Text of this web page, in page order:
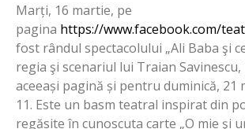
Marți, 16 martie, pe
pagina https://www.facebook.com/
fost rândul spectacolului „Ali Baba şi
regia şi scenariul lui Traian
aceeași pagină și pentru duminică, 21
11. Este un basm teatral inspirat din
regăsite în cunoscuta carte „O mie şi